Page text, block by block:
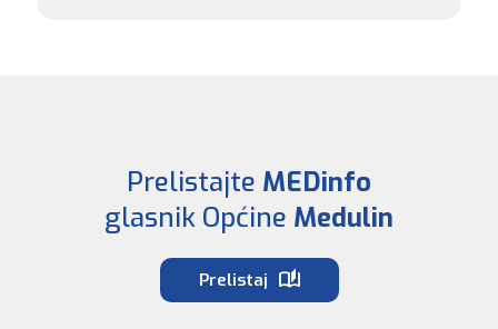
Prelistajte MEDinfo
glasnik Općine Medulin
Prelistaj